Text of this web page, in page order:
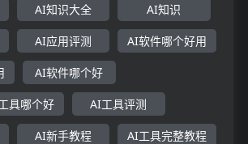
AI知识大全 AI知识
AI应用评测 AI软件哪个好用
AI软件哪个好
具哪个好 AI工具评测
AI新手教程 AI工具完整教程